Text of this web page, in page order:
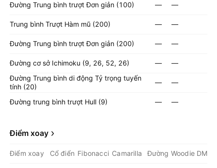
Đường Trung bình trượt Đơn giản (100) — —
Trung bình Trượt Hàm mũ (200) — —
Đường Trung bình trượt Đơn giản (200) — —
Đường cơ sở Ichimoku (9, 26, 52, 26) —
—
Đường Trung bình di động Tỷ trọng tuyến
tính (20)
— —
Đường trung bình trượt Hull (9) — —
Điểm xoay
Điểm xoay Cổ điển Fibonacci Camarilla Đường Woodie DM